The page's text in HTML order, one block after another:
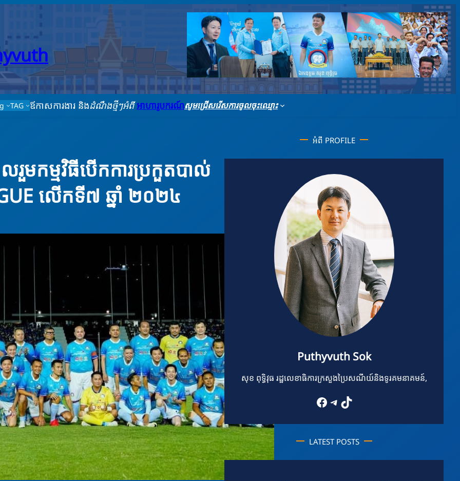
TAG ឪកាសការងារ និងដំណឹងថ្មីៗអំពីអាហារូបករណ៍សូមជ្រើសរើសការចូលចុះឈ្មោះ
មកម្មវិធីបើកការប្រកួតបាល់
លើកទី៧ ឆ្នាំ ២០២៤
អំពី PROFILE
Puthyvuth Sok
សុខ ពុទ្ធិវុធ រដ្ឋលេខាធិការក្រសួងប្រៃសណីយ៍និងទូរគមនាគមន៍,
Facebook Telegram TikTok
LATEST POSTS